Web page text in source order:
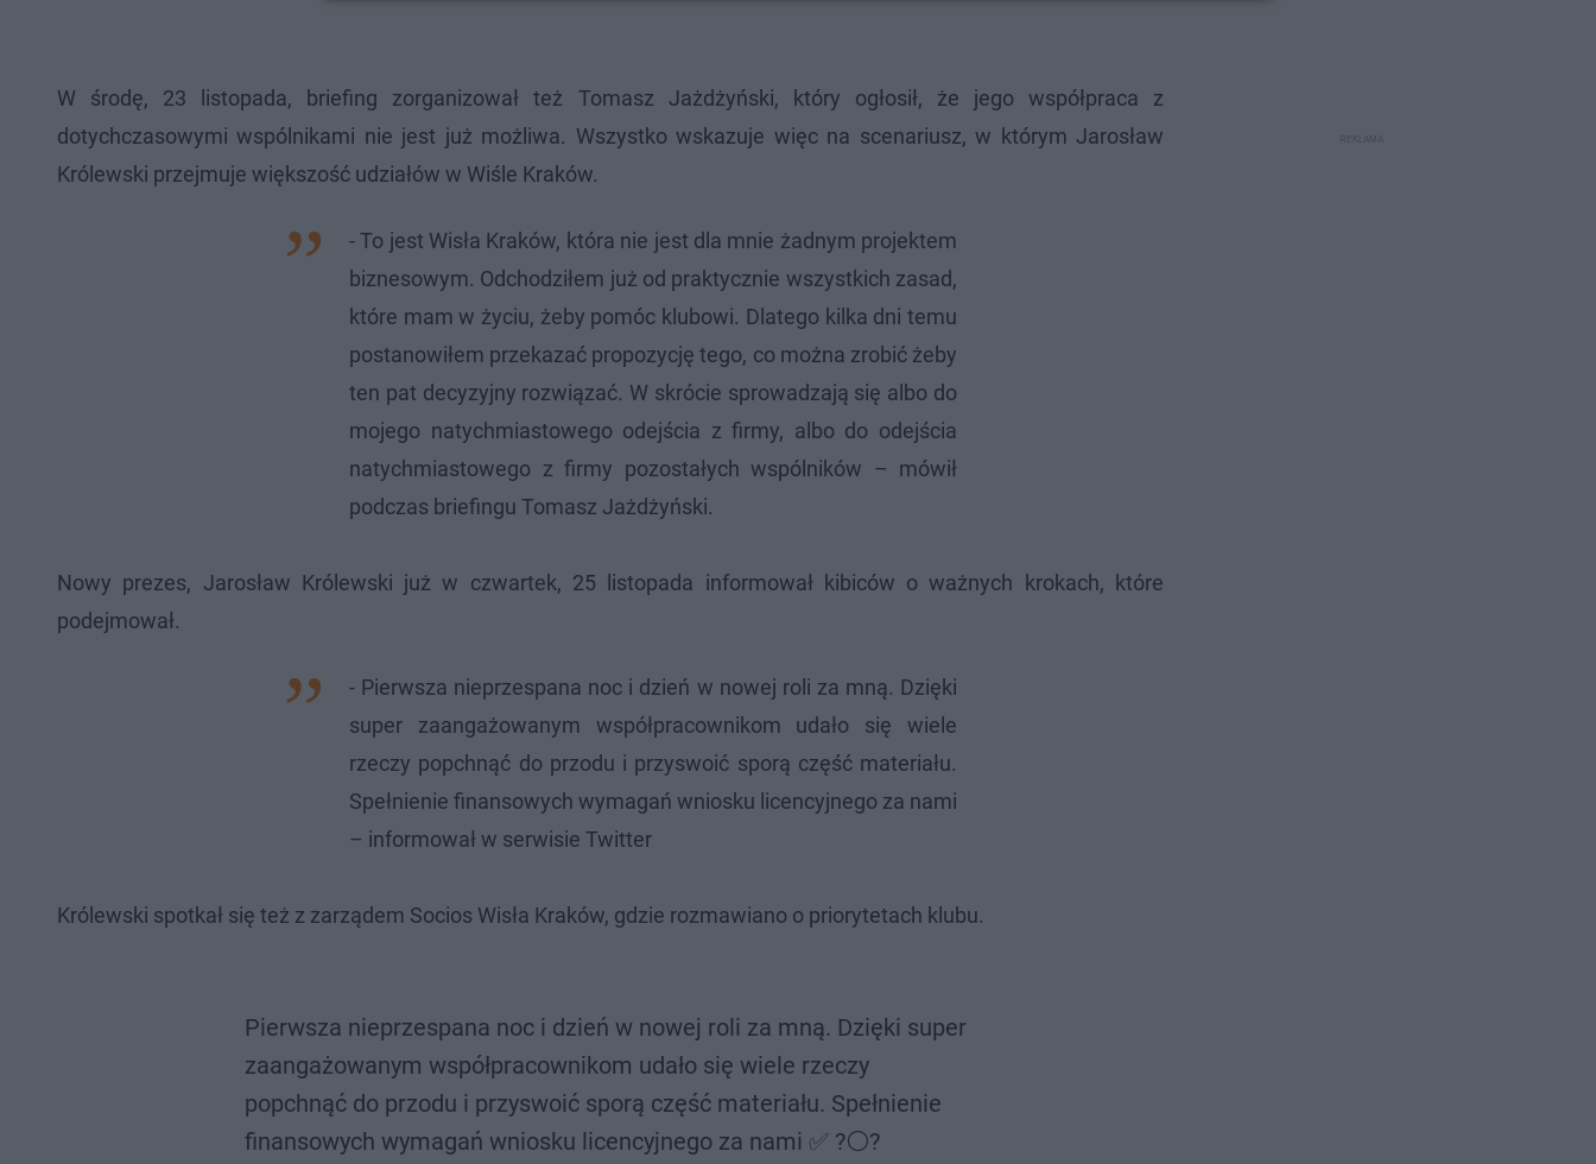
W środę, 23 listopada, briefing zorganizował też Tomasz Jażdżyński, który ogłosił, że jego współpraca z
dotychczasowymi wspólnikami nie jest już możliwa. Wszystko wskazuje więc na scenariusz, w którym Jarosław
Królewski przejmuje większość udziałów w Wiśle Kraków.
- To jest Wisła Kraków, która nie jest dla mnie żadnym projektem
biznesowym. Odchodziłem już od praktycznie wszystkich zasad,
które mam w życiu, żeby pomóc klubowi. Dlatego kilka dni temu
postanowiłem przekazać propozycję tego, co można zrobić żeby
ten pat decyzyjny rozwiązać. W skrócie sprowadzają się albo do
mojego natychmiastowego odejścia z firmy, albo do odejścia
natychmiastowego z firmy pozostałych wspólników – mówił
podczas briefingu Tomasz Jażdżyński.
Nowy prezes, Jarosław Królewski już w czwartek, 25 listopada informował kibiców o ważnych krokach, które
podejmował.
- Pierwsza nieprzespana noc i dzień w nowej roli za mną. Dzięki
super zaangażowanym współpracownikom udało się wiele
rzeczy popchnąć do przodu i przyswoić sporą część materiału.
Spełnienie finansowych wymagań wniosku licencyjnego za nami
– informował w serwisie Twitter
Królewski spotkał się też z zarządem Socios Wisła Kraków, gdzie rozmawiano o priorytetach klubu.
Pierwsza nieprzespana noc i dzień w nowej roli za mną. Dzięki super
zaangażowanym współpracownikom udało się wiele rzeczy
popchnąć do przodu i przyswoić sporą część materiału. Spełnienie
finansowych wymagań wniosku licencyjnego za nami ✅ ?⚪️?